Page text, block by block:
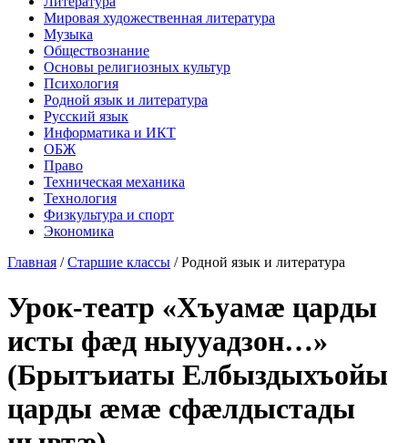
Мировая художественная литература
Музыка
Обществознание
Основы религиозных культур
Психология
Родной язык и литература
Русский язык
Информатика и ИКТ
ОБЖ
Право
Техническая механика
Технология
Физкультура и спорт
Экономика
Главная /Старшие классы /Родной язык и литература
Урок-театр «Хъуамæ царды
исты фæд ныууадзон…»
(Брытъиаты Елбыздыхъойы
царды æмæ сфæлдыстады